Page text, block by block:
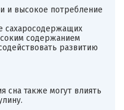
и высокое потребление
сахаросодержащих
содержанием
развитию
сна также могут влиять